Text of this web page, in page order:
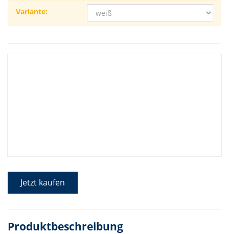
Variante:
Jetzt kaufen
Produktbeschreibung